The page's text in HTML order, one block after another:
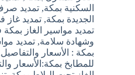
السكنية بمكة, تمديد
الجديدة بمكة, تمديد غاز في مكة
تمديد مواسير الغاز
وشهادة سلامة, تمديد
بمكة : الأسعار والتفاصيل
للمطابخ بمكة:الأسعار